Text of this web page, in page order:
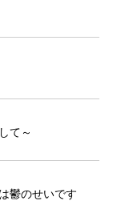
て～
鬱のせいです